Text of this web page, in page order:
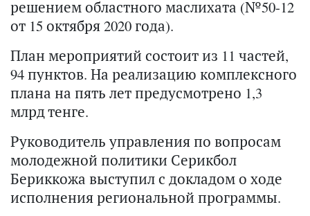
решением областного маслихата (№50-12
от 15 октября 2020 года).
План мероприятий состоит из 11 частей,
94 пунктов. На реализацию комплексного
плана на пять лет предусмотрено 1,3
млрд тенге.
Руководитель управления по вопросам
молодежной политики Серикбол
Бериккожа выступил с докладом о ходе
исполнения региональной программы.